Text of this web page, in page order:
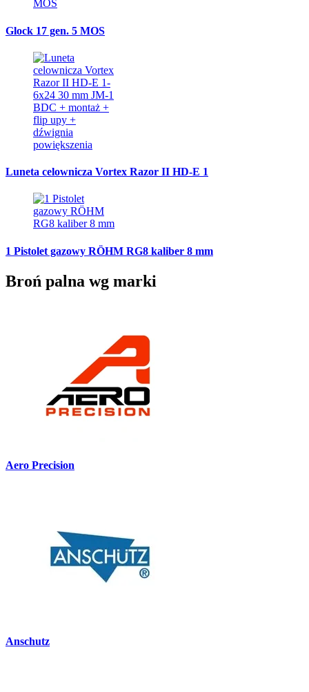
Glock 17 gen. 5 MOS
Luneta celownicza Vortex Razor II HD-E 1
1 Pistolet gazowy RÖHM RG8 kaliber 8 mm
Broń palna wg marki
Aero Precision
Anschutz